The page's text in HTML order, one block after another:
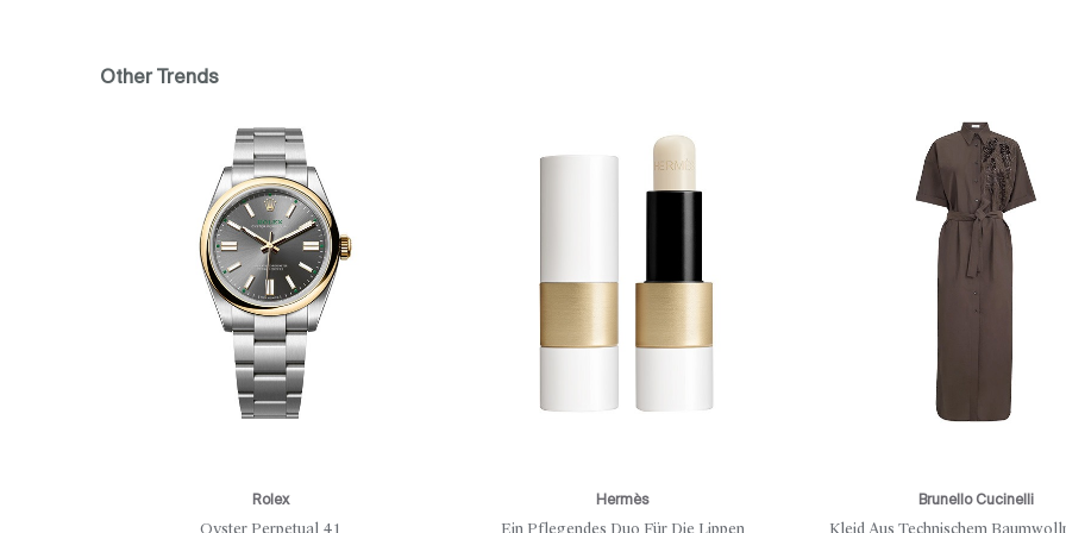
Other Trends
Rolex
Oyster Perpetual 41
Hermès
Ein Pflegendes Duo Für Die Lippen
Brunello Cucinelli
Kleid Aus Technischem